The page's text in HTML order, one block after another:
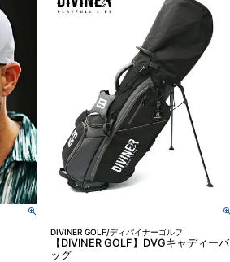
DIVINER GOLF/ディバイナーゴルフ
【DIVINER GOLF】DVGキャディーバ
ッグ